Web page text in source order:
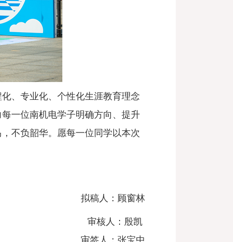
、专业化、个性化生涯教育理念
一位南机电学子明确方向、提升
不负韶华。愿每一位同学以本次
拟稿人：顾窗林
审核人：殷凯
审签人：张宝中